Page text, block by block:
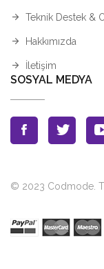
Teknik Destek &
Hakkımızda
İletişim
SOSYAL MEDYA
© 2023 Codmode.